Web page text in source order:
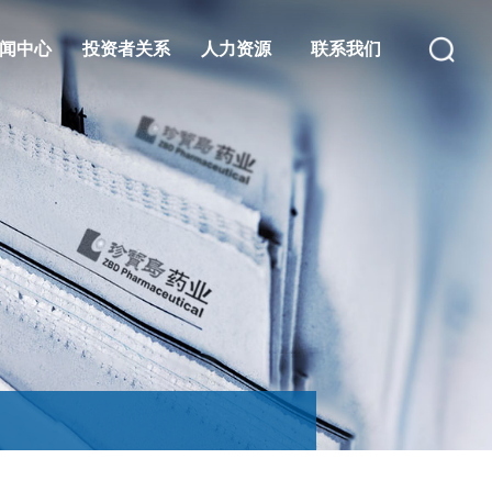
中心 投资者关系 人力资源 联系我们